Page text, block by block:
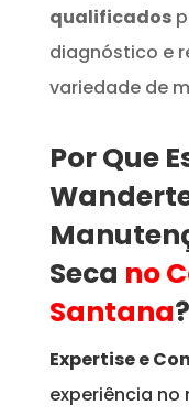
qualificados
diagnóstico e
variedade de
Por Que
Seca no
Santana?
Expertise e
experiência no